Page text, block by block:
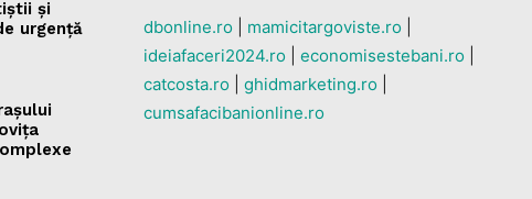
și
urgență
dbonline.ro mamicitargoviste.ro
ideiafaceri2024.ro
economisestebani.ro
catcosta.ro
ghidmarketing.ro
cumsafacibanionline.ro